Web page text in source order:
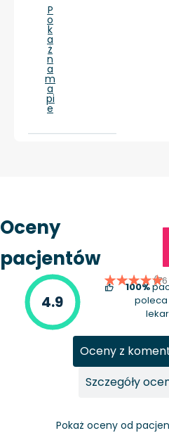
P
o
k
a
ż
n
a
m
a
pi
e
Oceny
pacjentów
4.9
100%
Pokaż oceny od
Oceny z
Szczegóły